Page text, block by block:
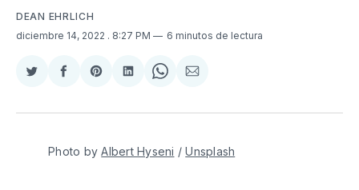
DEAN EHRLICH
diciembre 14, 2022 . 8:27 PM 6 minutos de lectura
Compartir
Twitter
Compartir
Facebook
Share
Pinterest
Compartir
LinkedIn
Share
WhatsApp
Compartir
Email
Photo byAlbert Hyseni /Unsplash